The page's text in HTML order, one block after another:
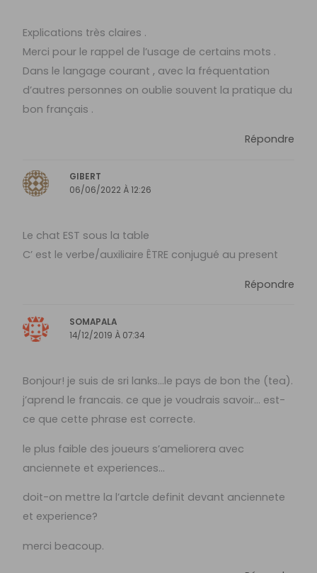
Explications très claires .
Merci pour le rappel de l’usage de certains mots .
Dans le langage courant , avec la fréquentation
d’autres personnes on oublie souvent la pratique du
bon français .
Répondre
GIBERT
06/06/2022 À 12:26
Le chat EST sous la table
C’ est le verbe/auxiliaire ÊTRE conjugué au present
Répondre
SOMAPALA
14/12/2019 À 07:34
Bonjour! je suis de sri lanks…le pays de bon the (tea).
j’aprend le francais. ce que je voudrais savoir… est-
ce que cette phrase est correcte.
le plus faible des joueurs s’ameliorera avec
anciennete et experiences…
doit-on mettre la l’artcle definit devant anciennete
et experience?
merci beacoup.